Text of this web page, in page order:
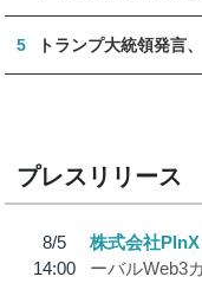
5 トランプ大統領発言
プレスリリース
8/5
14:00
株式会社PlnX
ーバルWeb3